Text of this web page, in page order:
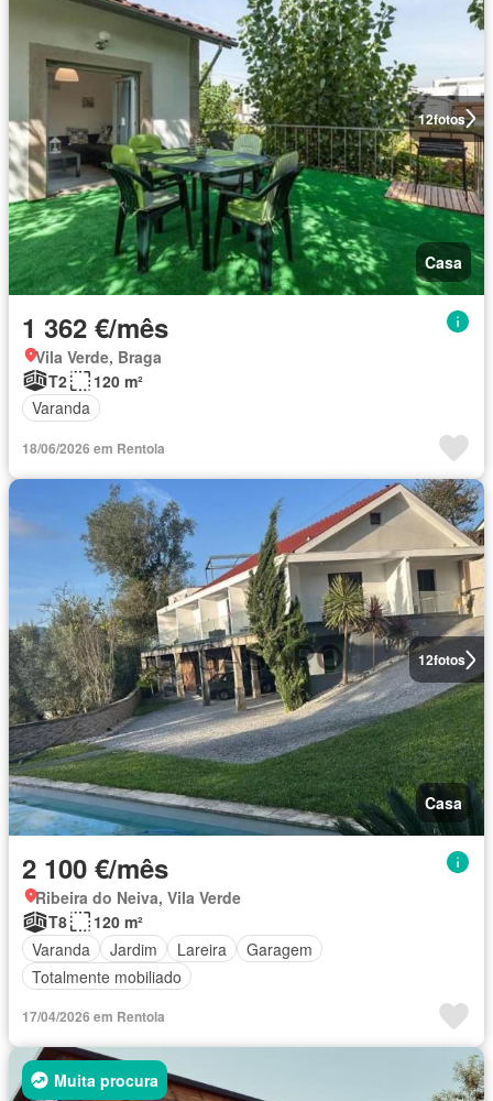
12fotos
Casa
1 362 €/mês
Vila Verde, Braga
T2
120 m²
Varanda
18/06/2026 em Rentola
12fotos
Casa
2 100 €/mês
Ribeira do Neiva, Vila Verde
T8
120 m²
Varanda
Jardim Lareira
Garagem
Totalmente mobiliado
17/04/2026 em Rentola
Muita procura